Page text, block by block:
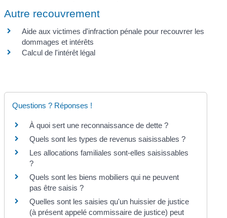
Autre recouvrement
Aide aux victimes d'infraction pénale pour recouvrer les
dommages et intérêts
Calcul de l'intérêt légal
Questions ? Réponses !
À quoi sert une reconnaissance de dette ?
Quels sont les types de revenus saisissables ?
Les allocations familiales sont-elles saisissables
?
Quels sont les biens mobiliers qui ne peuvent
pas être saisis ?
Quelles sont les saisies qu'un huissier de justice
(à présent appelé commissaire de justice) peut